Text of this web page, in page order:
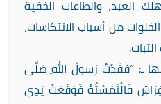
العبد، والطاعات الخفية
من أسباب الانتكاسات،
ـ: “فقَدْتُ رَسولَ اللهِ صَلَّى
فَالْتَمَسْتُهُ فَوَقَعَتْ يَدِي